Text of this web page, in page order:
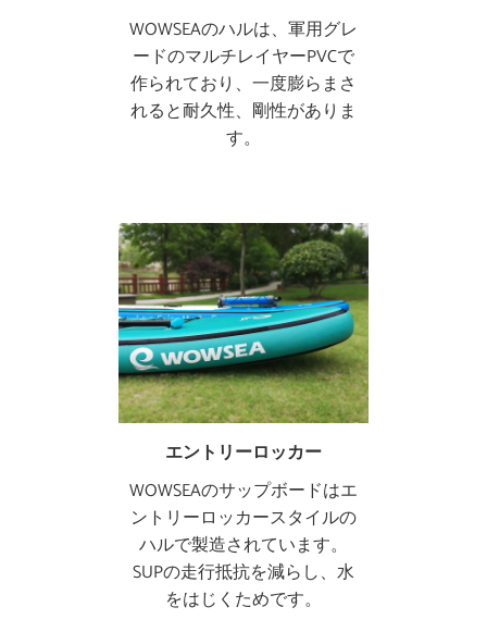
WOWSEAのハルは、軍用グレ
ードのマルチレイヤーPVCで
作られており、一度膨らまさ
れると耐久性、剛性がありま
す。
エントリーロッカー
WOWSEAのサップボードはエ
ントリーロッカースタイルの
ハルで製造されています。
SUPの走行抵抗を減らし、水
をはじくためです。